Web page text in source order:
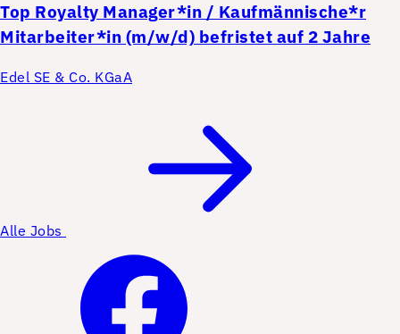
Top Royalty Manager*in / Kaufmännische*r
Mitarbeiter*in (m/w/d) befristet auf 2 Jahre
Edel SE & Co. KGaA
Alle Jobs